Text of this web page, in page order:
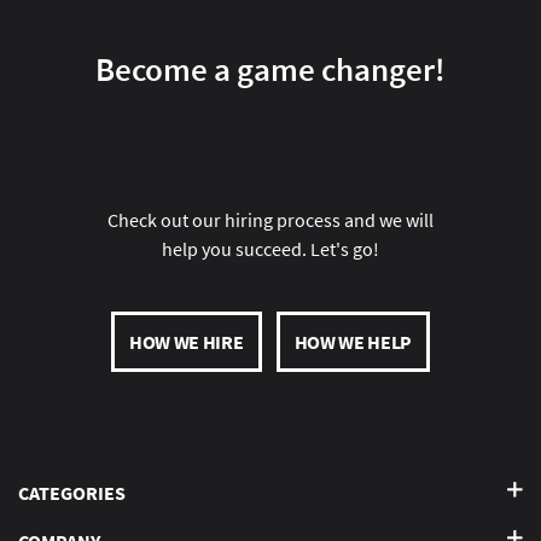
Become a game changer!
Check out our hiring process and we will
help you succeed. Let's go!
HOW WE HIRE HOW WE HELP
CATEGORIES